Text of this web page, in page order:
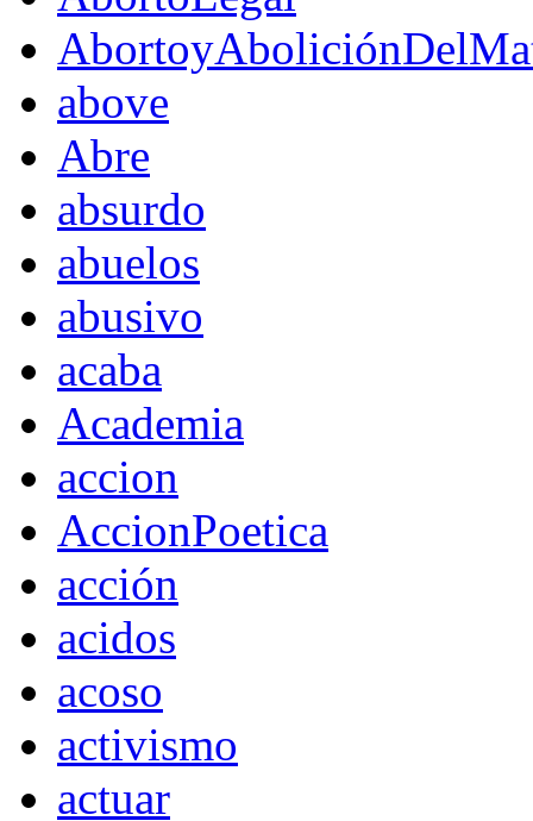
above
Abre
absurdo
abuelos
abusivo
acaba
Academia
accion
AccionPoetica
acción
acidos
acoso
activismo
actuar